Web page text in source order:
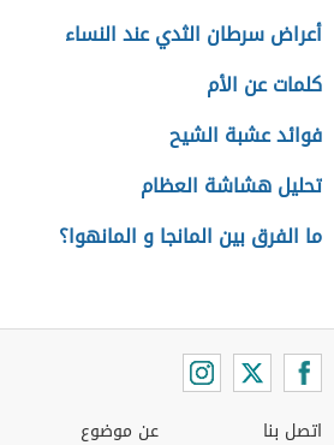
أعراض سرطان الثدي عند النساء
كلمات عن الأم
فوائد عشبة الشيح
تحليل هشاشة العظام
ما الفرق بين المانجا و المانهوا؟
اتصل بنا عن موضوع